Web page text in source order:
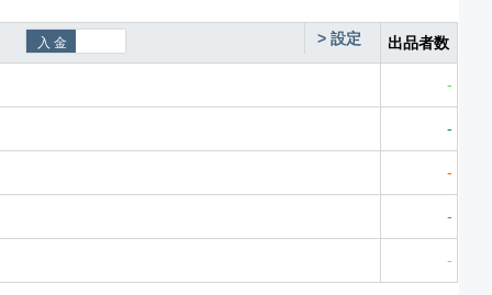
> 設定 出品者数
-
-
-
-
-